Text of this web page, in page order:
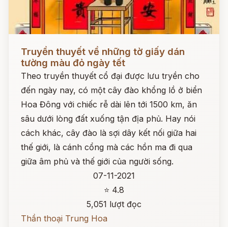
Đọc ngay
Truyền thuyết về những tờ giấy dán
tường màu đỏ ngày tết
Theo truyền thuyết cổ đại được lưu tryền cho
đến ngày nay, có một cây đào khổng lồ ở biển
Hoa Đông với chiếc rễ dài lên tới 1500 km, ăn
sâu dưới lòng đất xuống tận địa phủ. Hay nói
cách khác, cây đào là sợi dây kết nối giữa hai
thế giới, là cánh cổng mà các hồn ma đi qua
giữa âm phủ và thế giới của người sống.
07-11-2021
⭐ 4.8
5,051 lượt đọc
Thần thoại Trung Hoa